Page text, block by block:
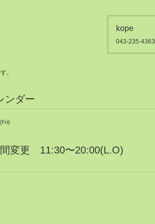
kope
043-235-4363
。
ンダー
変更 11:30〜20:00(L.O)